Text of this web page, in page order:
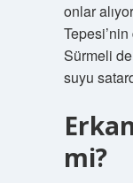
onlar
Sürmeli
suyu
mi?